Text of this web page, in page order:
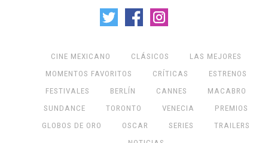
CINE MEXICANO CLÁSICOS
LAS MEJORES
MOMENTOS FAVORITOS
CRÍTICAS
ESTRENOS
FESTIVALES
BERLÍN CANNES
MACABRO
SUNDANCE
TORONTO VENECIA
PREMIOS
GLOBOS DE ORO
OSCAR SERIES
TRAILERS